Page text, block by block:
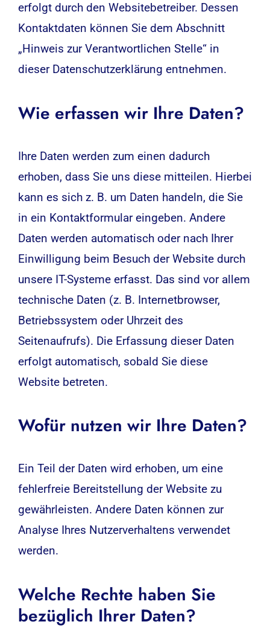
erfolgt durch den Websitebetreiber. Dessen
Kontaktdaten können Sie dem Abschnitt
„Hinweis zur Verantwortlichen Stelle“ in
dieser Datenschutzerklärung entnehmen.
Wie erfassen wir Ihre Daten?
Ihre Daten werden zum einen dadurch
erhoben, dass Sie uns diese mitteilen. Hierbei
kann es sich z. B. um Daten handeln, die Sie
in ein Kontaktformular eingeben. Andere
Daten werden automatisch oder nach Ihrer
Einwilligung beim Besuch der Website durch
unsere IT-Systeme erfasst. Das sind vor allem
technische Daten (z. B. Internetbrowser,
Betriebssystem oder Uhrzeit des
Seitenaufrufs). Die Erfassung dieser Daten
erfolgt automatisch, sobald Sie diese
Website betreten.
Wofür nutzen wir Ihre Daten?
Ein Teil der Daten wird erhoben, um eine
fehlerfreie Bereitstellung der Website zu
gewährleisten. Andere Daten können zur
Analyse Ihres Nutzerverhaltens verwendet
werden.
Welche Rechte haben Sie
bezüglich Ihrer Daten?